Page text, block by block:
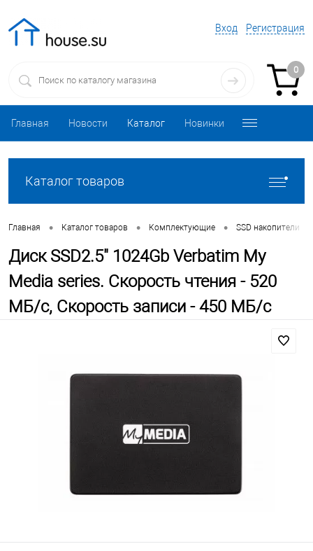
Вход Регистрация
0
Главная Новости Каталог Новинки
Каталог товаров
Главная • Каталог товаров • Комплектующие • SSD накопители
Диск SSD2.5" 1024Gb Verbatim My
Media series. Скорость чтения - 520
МБ/с, Скорость записи - 450 МБ/с